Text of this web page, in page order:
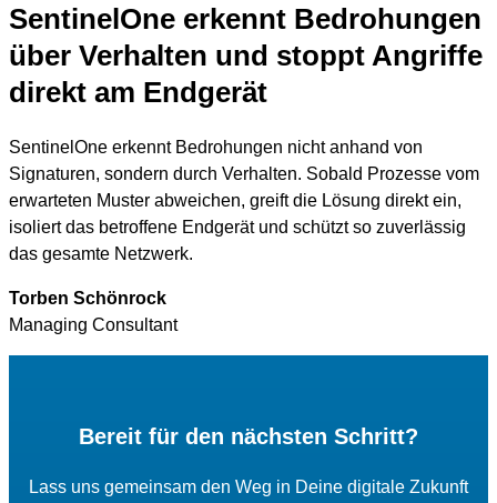
SentinelOne erkennt Bedrohungen
über Verhalten und stoppt Angriffe
direkt am Endgerät
SentinelOne erkennt Bedrohungen nicht anhand von
Signaturen, sondern durch Verhalten. Sobald Prozesse vom
erwarteten Muster abweichen, greift die Lösung direkt ein,
isoliert das betroffene Endgerät und schützt so zuverlässig
das gesamte Netzwerk.
Torben Schönrock
Managing Consultant
Bereit für den nächsten Schritt?
Lass uns gemeinsam den Weg in Deine digitale Zukunft